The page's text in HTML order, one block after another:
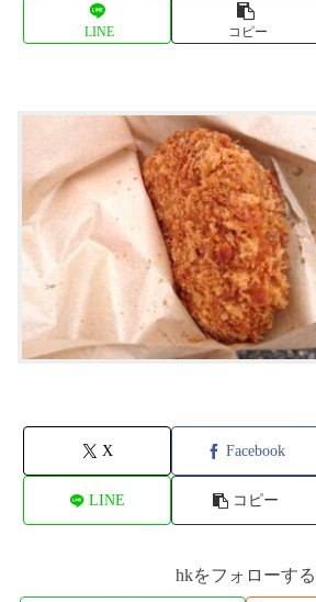
LINE コピー
X Facebook
LINE コピー
hkをフォローする